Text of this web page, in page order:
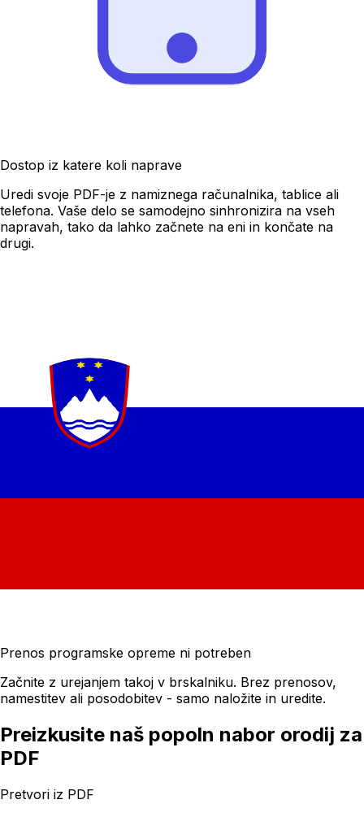
Dostop iz katere koli naprave
Uredi svoje PDF-je z namiznega računalnika, tablice ali
telefona. Vaše delo se samodejno sinhronizira na vseh
napravah, tako da lahko začnete na eni in končate na
drugi.
Prenos programske opreme ni potreben
Začnite z urejanjem takoj v brskalniku. Brez prenosov,
namestitev ali posodobitev - samo naložite in uredite.
Preizkusite naš popoln nabor orodij za
PDF
Pretvori iz PDF